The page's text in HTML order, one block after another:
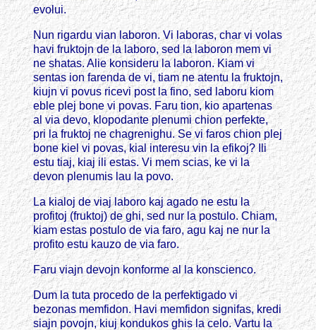
evolui.
Nun rigardu vian laboron. Vi laboras, char vi volas
havi fruktojn de la laboro, sed la laboron mem vi
ne shatas. Alie konsideru la laboron. Kiam vi
sentas ion farenda de vi, tiam ne atentu la fruktojn,
kiujn vi povus ricevi post la fino, sed laboru kiom
eble plej bone vi povas. Faru tion, kio apartenas
al via devo, klopodante plenumi chion perfekte,
pri la fruktoj ne chagrenighu. Se vi faros chion plej
bone kiel vi povas, kial interesu vin la efikoj? Ili
estu tiaj, kiaj ili estas. Vi mem scias, ke vi la
devon plenumis lau la povo.
La kialoj de viaj laboro kaj agado ne estu la
profitoj (fruktoj) de ghi, sed nur la postulo. Chiam,
kiam estas postulo de via faro, agu kaj ne nur la
profito estu kauzo de via faro.
Faru viajn devojn konforme al la konscienco.
Dum la tuta procedo de la perfektigado vi
bezonas memfidon. Havi memfidon signifas, kredi
siajn povojn, kiuj kondukos ghis la celo. Vartu la